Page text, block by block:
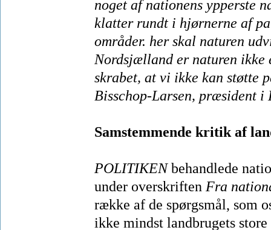
noget af nationens ypperste
klatter rundt i hjørnerne af
områder. her skal naturen
Nordsjælland er naturen ikke
skrabet, at vi ikke kan støtte
Bisschop-Larsen, præsident
Samstemmende kritik af
POLITIKENbehandlede
under overskriften Fra
række af de spørgsmål, som
ikke mindst landbrugets